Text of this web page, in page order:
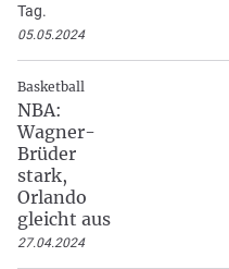
Tag.
05.05.2024
Basketball
NBA:
Wagner-
Brüder
stark,
Orlando
gleicht aus
27.04.2024